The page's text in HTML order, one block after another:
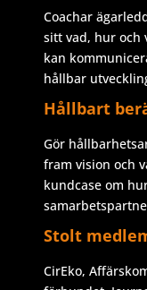
Coachar
sitt vad, hur och
kan
hållbar
Hållbart
Gör
fram vision och
kundcase om
Stolt
CirEko,